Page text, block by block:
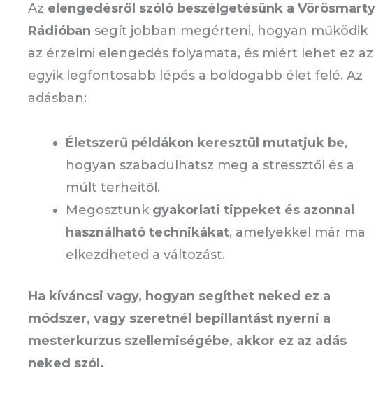
Az elengedésről szóló beszélgetésünk a Vörösmarty
Rádióban segít jobban megérteni, hogyan működik
az érzelmi elengedés folyamata, és miért lehet ez az
egyik legfontosabb lépés a boldogabb élet felé. Az
adásban:
Életszerű példákon keresztül mutatjuk be,
hogyan szabadulhatsz meg a stressztől és a
múlt terheitől.
Megosztunk gyakorlati tippeket és azonnal
használható technikákat, amelyekkel már ma
elkezdheted a változást.
Ha kíváncsi vagy, hogyan segíthet neked ez a
módszer, vagy szeretnél bepillantást nyerni a
mesterkurzus szellemiségébe, akkor ez az adás
neked szól.